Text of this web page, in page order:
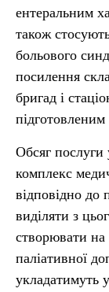
ентеральним
також
больового
посилення
бригад і
Обсяг послуги
комплекс
відповідно
виділяти з
створювати на
паліативної
укладатимуть